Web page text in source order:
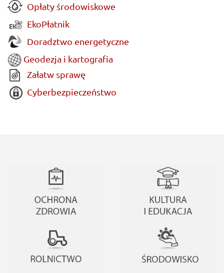
Opłaty środowiskowe
EkoPłatnik
Doradztwo energetyczne
Geodezja i kartografia
Załatw sprawę
Cyberbezpieczeństwo